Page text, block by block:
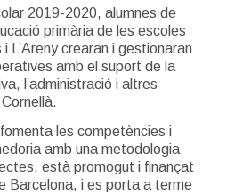
2019-2020, alumnes de
primària de les escoles
L’Areny crearan i gestionaran
amb el suport de la
l’administració i altres
les competències i
amb una metodologia
està promogut i finançat
Barcelona, i es porta a terme